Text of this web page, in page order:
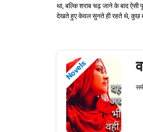
था, बल्कि शराब चढ़ जाने के बाद ऐसी
देखते हुए केवल सुनते ही रहते थे, कुछ
Novels